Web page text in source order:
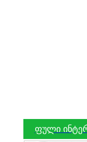
ფული